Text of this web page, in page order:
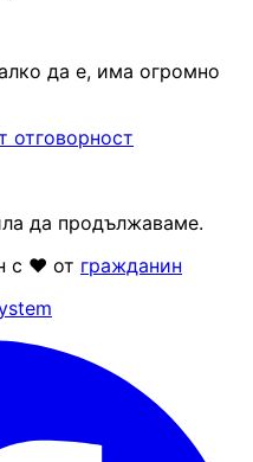
да е, има огромно
отговорност
да продължаваме.
с ❤ от гражданин